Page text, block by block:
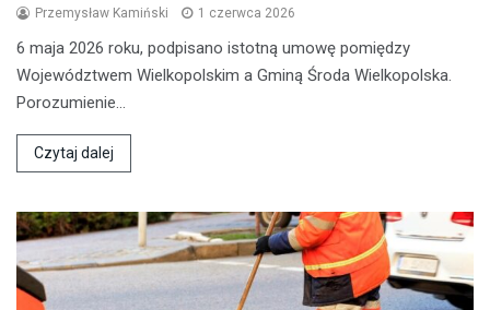
Przemysław Kamiński 1 czerwca 2026
6 maja 2026 roku, podpisano istotną umowę pomiędzy
Województwem Wielkopolskim a Gminą Środa Wielkopolska.
Porozumienie…
Czytaj dalej